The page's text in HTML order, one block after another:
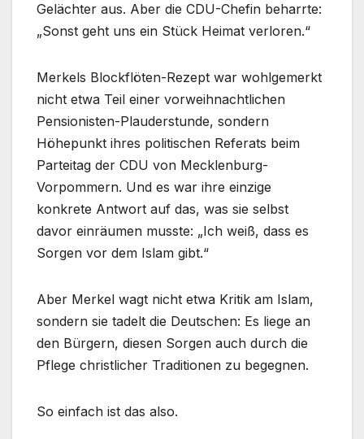
Gelächter aus. Aber die CDU-Chefin beharrte:
„Sonst geht uns ein Stück Heimat verloren.“
Merkels Blockflöten-Rezept war wohlgemerkt
nicht etwa Teil einer vorweihnachtlichen
Pensionisten-Plauderstunde, sondern
Höhepunkt ihres politischen Referats beim
Parteitag der CDU von Mecklenburg-
Vorpommern. Und es war ihre einzige
konkrete Antwort auf das, was sie selbst
davor einräumen musste: „Ich weiß, dass es
Sorgen vor dem Islam gibt.“
Aber Merkel wagt nicht etwa Kritik am Islam,
sondern sie tadelt die Deutschen: Es liege an
den Bürgern, diesen Sorgen auch durch die
Pflege christlicher Traditionen zu begegnen.
So einfach ist das also.